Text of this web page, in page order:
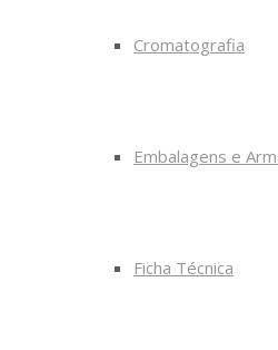
Cromatografia
Embalagens e
Ficha Técnica